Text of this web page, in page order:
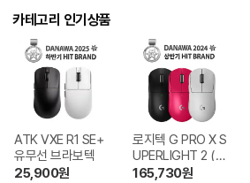
카테고리 인기상품
ATK VXE R1 SE+
유무선 브라보텍
25,900원
로지텍 G PRO X S
UPERLIGHT 2 (정
품)
165,730원